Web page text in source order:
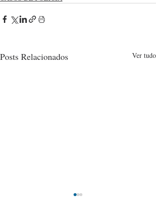
Posts Relacionados Ver tudo